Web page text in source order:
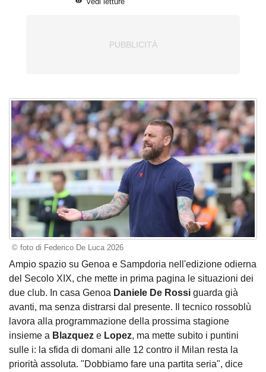
vedi letture
© foto di Federico De Luca 2026
Ampio spazio su Genoa e Sampdoria nell'edizione odierna
del Secolo XIX, che mette in prima pagina le situazioni dei
due club. In casa Genoa Daniele De Rossi guarda già
avanti, ma senza distrarsi dal presente. Il tecnico rossoblù
lavora alla programmazione della prossima stagione
insieme a Blazquez e Lopez, ma mette subito i puntini
sulle i: la sfida di domani alle 12 contro il Milan resta la
priorità assoluta. "Dobbiamo fare una partita seria", dice